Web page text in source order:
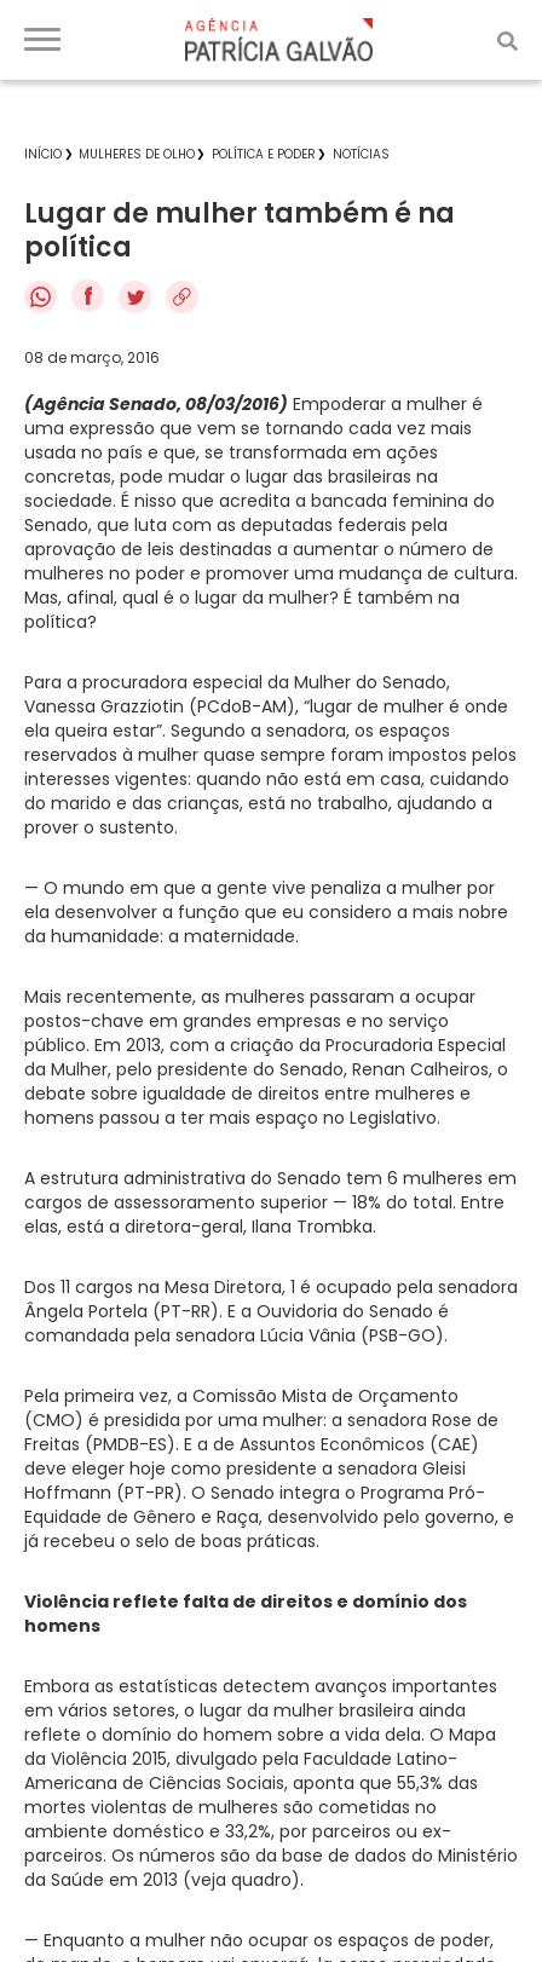
INÍCIO MULHERES DE OLHO POLÍTICA E PODER NOTÍCIAS
Lugar de mulher também é na
política
f
08 de março, 2016
(Agência Senado, 08/03/2016) Empoderar a mulher é
uma expressão que vem se tornando cada vez mais
usada no país e que, se transformada em ações
concretas, pode mudar o lugar das brasileiras na
sociedade. É nisso que acredita a bancada feminina do
Senado, que luta com as deputadas federais pela
aprovação de leis destinadas a aumentar o número de
mulheres no poder e promover uma mudança de cultura.
Mas, afinal, qual é o lugar da mulher? É também na
política?
Para a procuradora especial da Mulher do Senado,
Vanessa Grazziotin (PCdoB-AM), “lugar de mulher é onde
ela queira estar”. Segundo a senadora, os espaços
reservados à mulher quase sempre foram impostos pelos
interesses vigentes: quando não está em casa, cuidando
do marido e das crianças, está no trabalho, ajudando a
prover o sustento.
— O mundo em que a gente vive penaliza a mulher por
ela desenvolver a função que eu considero a mais nobre
da ­humanidade: a maternidade.
Mais recentemente, as mulheres passaram a ocupar
postos-chave em grandes empresas e no serviço
público. Em 2013, com a criação da Procuradoria Especial
da Mulher, pelo presidente do Senado, Renan Calheiros, o
debate sobre igualdade de direitos entre mulheres e
homens passou a ter mais espaço no Legislativo.
A estrutura administrativa do Senado tem 6 mulheres em
cargos de assessoramento superior — 18% do total. Entre
elas, está a diretora-geral, Ilana Trombka.
Dos 11 cargos na Mesa Diretora, 1 é ocupado pela senadora
Ângela Portela (PT-RR). E a Ouvidoria do Senado é
comandada pela senadora Lúcia Vânia (PSB-GO).
Pela primeira vez, a Comissão Mista de Orçamento
(CMO) é presidida por uma mulher: a senadora Rose de
Freitas (PMDB-ES). E a de Assuntos Econômicos (CAE)
deve eleger hoje como presidente a senadora Gleisi
Hoffmann (PT-PR). O Senado integra o Programa Pró-
Equidade de Gênero e Raça, desenvolvido pelo governo, e
já recebeu o selo de boas práticas.
Violência reflete falta de direitos e domínio dos
homens
Embora as estatísticas detectem avanços importantes
em vários setores, o lugar da mulher brasileira ainda
reflete o domínio do homem sobre a vida dela. O Mapa
da Violência 2015, divulgado pela Faculdade Latino-
Americana de Ciências Sociais, aponta que 55,3% das
mortes violentas de mulheres são cometidas no
ambiente doméstico e 33,2%, por parceiros ou ex-
parceiros. Os números são da base de dados do Ministério
da Saúde em 2013 (veja quadro).
— Enquanto a mulher não ocupar os espaços de poder,